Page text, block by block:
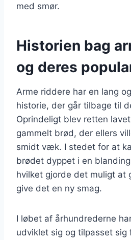
med smør.
Historien bag
og deres
Arme riddere har en lang
historie, der går tilbage til
Oprindeligt blev retten
gammelt brød, der ellers
smidt væk. I stedet for at
brødet dyppet i en
hvilket gjorde det muligt at
give det en ny smag.
I løbet af århundrederne
udviklet sig og tilpasset sig